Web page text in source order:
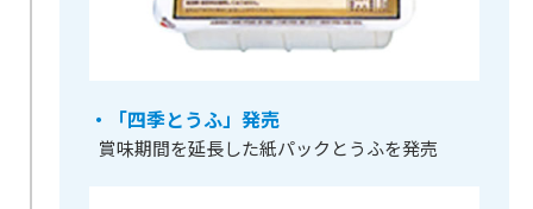
・「四季とうふ」発売
賞味期間を延長した紙パックとうふを発売